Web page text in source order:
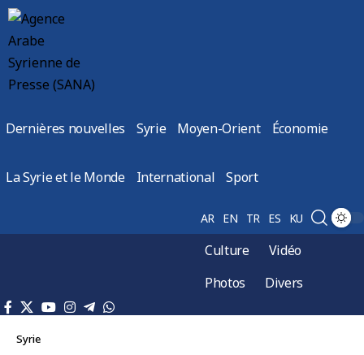
Dernières nouvelles Syrie Moyen-Orient Économie
La Syrie et le Monde International Sport
AR EN TR ES KU
Culture
Vidéo
Photos
Divers
Syrie